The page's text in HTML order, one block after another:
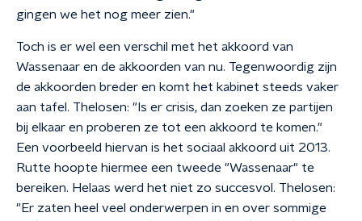
gingen we het nog meer zien."
Toch is er wel een verschil met het akkoord van
Wassenaar en de akkoorden van nu. Tegenwoordig zijn
de akkoorden breder en komt het kabinet steeds vaker
aan tafel. Thelosen: "Is er crisis, dan zoeken ze partijen
bij elkaar en proberen ze tot een akkoord te komen."
Een voorbeeld hiervan is het sociaal akkoord uit 2013.
Rutte hoopte hiermee een tweede "Wassenaar" te
bereiken. Helaas werd het niet zo succesvol. Thelosen:
"Er zaten heel veel onderwerpen in en over sommige